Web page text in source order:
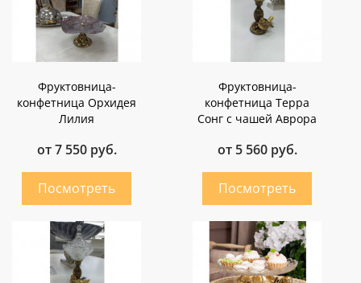
Фруктовница-
конфетница Орхидея
Лилия
от 7 550 руб.
Фруктовница-
конфетница Терра
Сонг с чашей Аврора
от 5 560 руб.